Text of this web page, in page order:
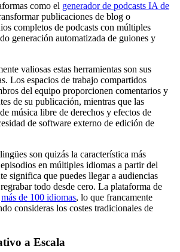
como el generador de podcasts IA de
publicaciones de blog o
completos de podcasts con múltiples
generación automatizada de guiones y
valiosas estas herramientas son sus
Los espacios de trabajo compartidos
del equipo proporcionen comentarios y
de su publicación, mientras que las
música libre de derechos y efectos de
de software externo de edición de
son quizás la característica más
en múltiples idiomas a partir del
significa que puedes llegar a audiencias
todo desde cero. La plataforma de
más de 100 idiomas, lo que francamente
consideras los costes tradicionales de
a Escala